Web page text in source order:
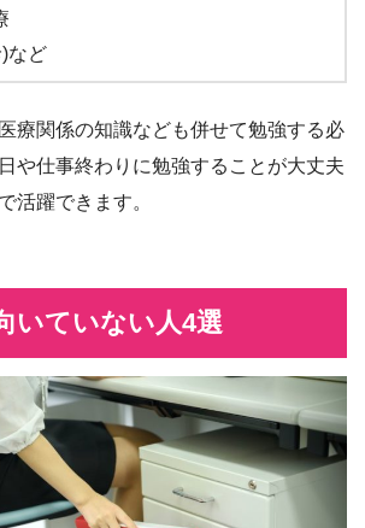
)など
療関係の知識なども併せて勉強する必
や仕事終わりに勉強することが大丈夫
活躍できます。
いていない人4選